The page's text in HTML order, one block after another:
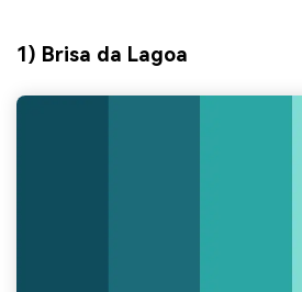
1) Brisa da Lagoa